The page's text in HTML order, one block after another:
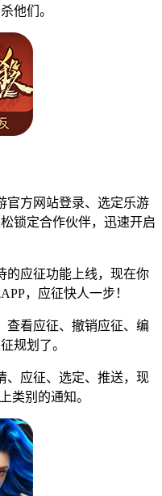
他们。
方网站登录、选定乐游
锁定合作伙伴，迅速开启
应征功能上线，现在你
，应征快人一步！
看应征、撤销应征、编
规划了。
应征、选定、推送，现
类别的通知。